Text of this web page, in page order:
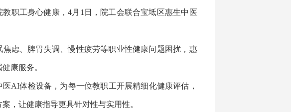
教职工身心健康，4月1日，院工会联合宝坻区惠生中医
虑、脾胃失调、慢性疲劳等职业性健康问题困扰，惠
康服务。
医AI体检设备，为每一位教职工开展精细化健康评估，
，让健康指导更具针对性与实用性。